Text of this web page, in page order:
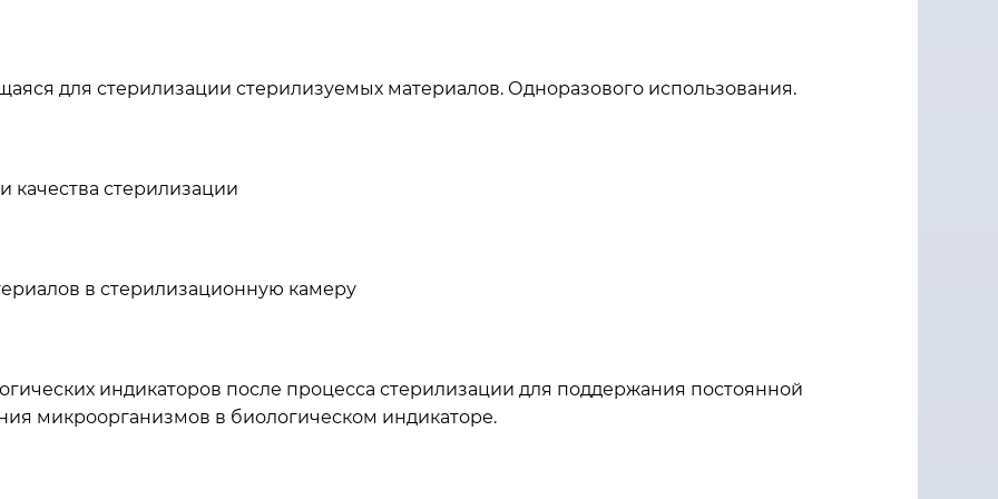
для стерилизации стерилизуемых материалов. Одноразового использования.
качества стерилизации
в стерилизационную камеру
индикаторов после процесса стерилизации для поддержания постоянной
микроорганизмов в биологическом индикаторе.